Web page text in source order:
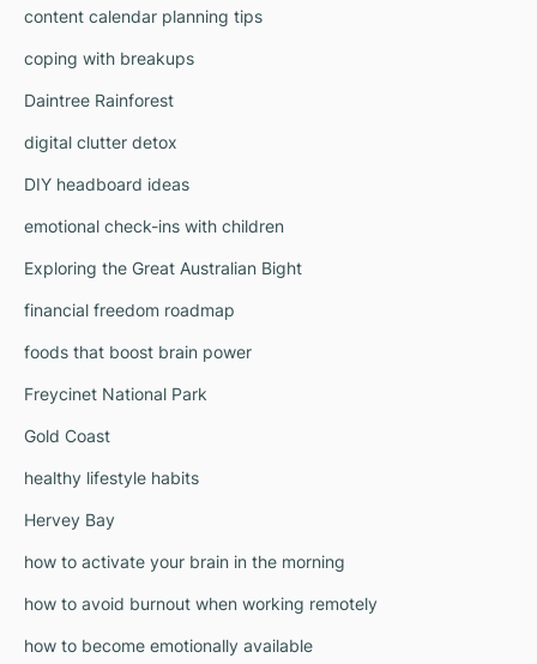
content calendar planning tips
coping with breakups
Daintree Rainforest
digital clutter detox
DIY headboard ideas
emotional check-ins with children
Exploring the Great Australian Bight
financial freedom roadmap
foods that boost brain power
Freycinet National Park
Gold Coast
healthy lifestyle habits
Hervey Bay
how to activate your brain in the morning
how to avoid burnout when working remotely
how to become emotionally available